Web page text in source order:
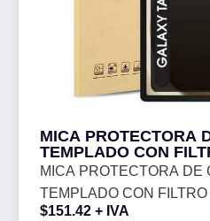
MICA PROTECTORA
TEMPLADO CON FILTRO DE
PRIVACIDAD
Pulgadas X210 / X216 BROBOTIX -
406375
MICA PROTECTORA DE
TEMPLADO CON FILTRO DE
PRIVACIDAD GALAXY
$151.42 + IVA